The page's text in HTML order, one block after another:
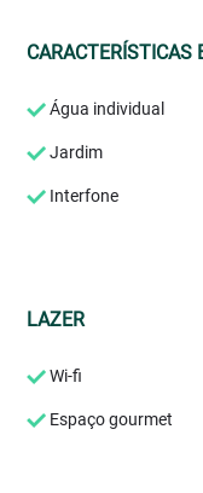
CARACTERÍSTICAS
Água individual
Jardim
Interfone
LAZER
Wi-fi
Espaço gourmet